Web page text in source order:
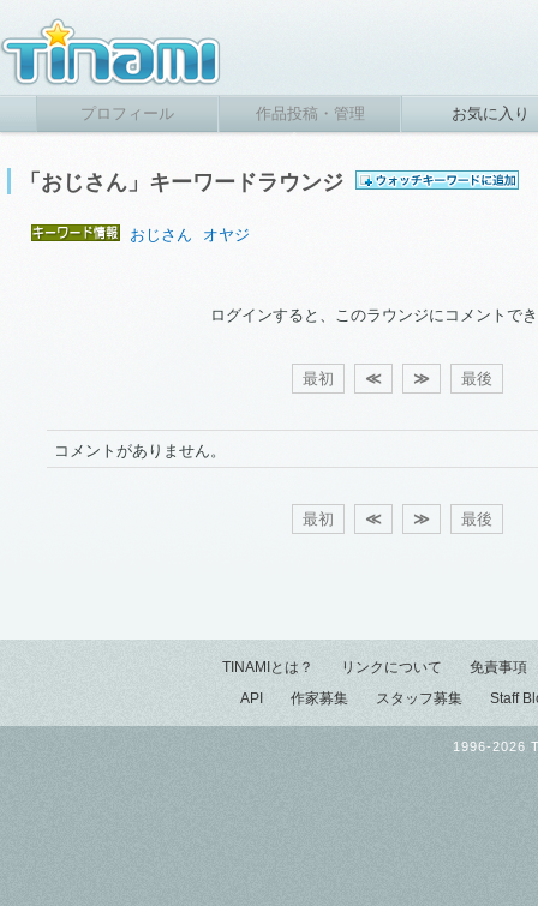
プロフィール 作品投稿・管理 お気に入り
「おじさん」キーワードラウンジ
おじさん オヤジ
ログインすると、このラウンジにコメントで
最初 ≪ ≫ 最後
コメントがありません。
最初 ≪ ≫ 最後
TINAMIとは？ リンクについて
免責事項
API
作家募集 スタッフ募集 Staff
1996-2026